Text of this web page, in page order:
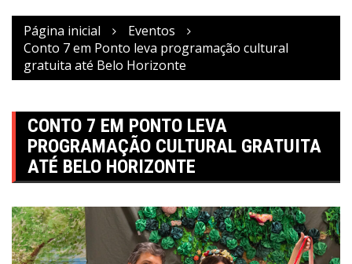
Página inicial
Eventos
Conto 7 em Ponto leva programação cultural
gratuita até Belo Horizonte
CONTO 7 EM PONTO LEVA
PROGRAMAÇÃO CULTURAL GRATUITA
ATÉ BELO HORIZONTE